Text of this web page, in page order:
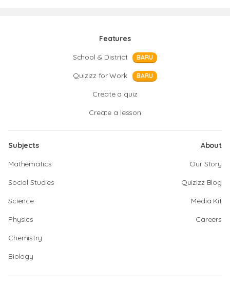
Features
School & District
BARU
Quizizz for Work BARU
Create a quiz
Create a lesson
Subjects
Mathematics
Social Studies
Science
Physics
Chemistry
Biology
About
Our Story
Quizizz Blog
Media Kit
Careers